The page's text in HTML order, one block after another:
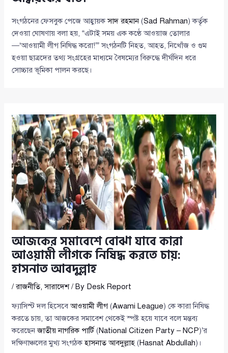
সংগঠনের ফেসবুক পেজে আহ্বায়কসাদ রহমান(Sad Rahman) কর্তৃক
দেওয়া ঘোষণায় বলা হয়, “এটাই সময় এক কণ্ঠে আওয়াজ তোলার
—‘আওয়ামী লীগ নিষিদ্ধ করো!’” সংগঠনটি নিহত, আহত, নিখোঁজ ও গুম
হওয়া ছাত্রদের তথ্য সংগ্রহের মাধ্যমে বৈষম্যের বিরুদ্ধে দীর্ঘদিন ধরে
সোচ্চার ভূমিকা পালন করছে।
আজকের সমাবেশে বোঝা যাবে কারা
আওয়ামী লীগকে নিষিদ্ধ করতে চায়:
হাসনাত আবদুল্লাহ
/রাজনীতি,সারাদেশ/ By Desk Report
ফ্যাসিস্ট দল হিসেবেআওয়ামী লীগ(Awami League) কে কারা নিষিদ্ধ
করতে চায়, তা আজকের সমাবেশ থেকেই স্পষ্ট হয়ে যাবে বলে মন্তব্য
করেছেনজাতীয় নাগরিক পার্টি (National Citizen Party – NCP)’র
দক্ষিণাঞ্চলের মুখ্য সংগঠকহাসনাত আবদুল্লাহ (Hasnat Abdullah)।